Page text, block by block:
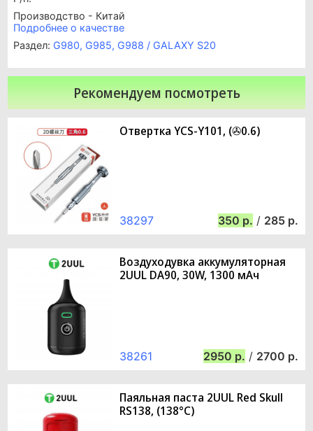
Производство - Китай
Подробнее о качестве
Раздел: G980, G985, G988 / GALAXY S20
Рекомендуем посмотреть
Отвертка YCS-Y101, (✇0.6)
38297 350 / 285
Воздуходувка аккумуляторная
2UUL DA90, 30W, 1300 мАч
38261 2950 / 2700
Паяльная паста 2UUL Red Skull
RS138, (138°C)